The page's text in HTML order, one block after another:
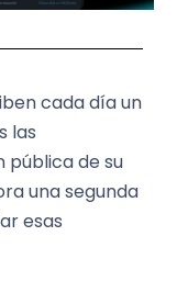
cada día un
las
de su
una segunda
esas